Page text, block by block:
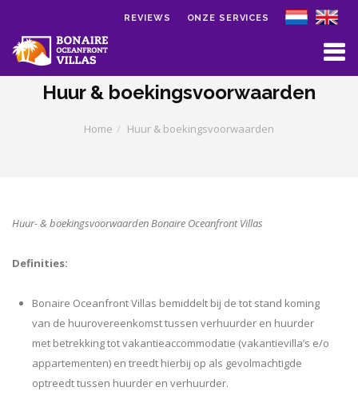
Skip to main content
ONZE SERVICES
REVIEWS
Huur & boekingsvoorwaarden
Home Huur & boekingsvoorwaarden
Huur- & boekingsvoorwaarden Bonaire Oceanfront Villas
Definities:
Bonaire Oceanfront Villas bemiddelt bij de tot stand koming
van de huurovereenkomst tussen verhuurder en huurder
met betrekking tot vakantieaccommodatie (vakantievilla’s e/o
appartementen) en treedt hierbij op als gevolmachtigde
optreedt tussen huurder en verhuurder.